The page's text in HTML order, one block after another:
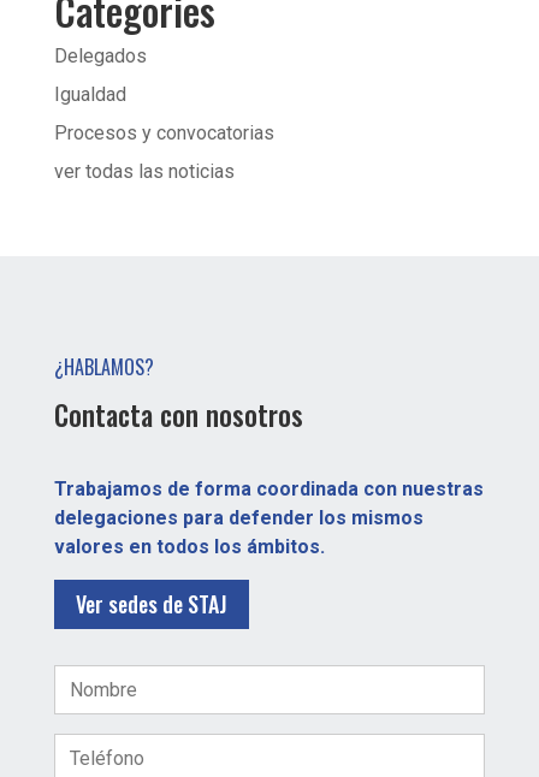
Delegados
Igualdad
Procesos y convocatorias
ver todas las noticias
¿HABLAMOS?
Contacta con nosotros
Trabajamos de forma coordinada con nuestras
delegaciones para defender los mismos
valores en todos los ámbitos.
Ver sedes de STAJ